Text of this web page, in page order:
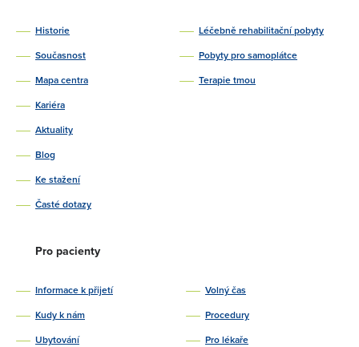
Historie
Současnost
Mapa centra
Kariéra
Aktuality
Blog
Ke stažení
Časté dotazy
Léčebně rehabilitační pobyty
Pobyty pro samoplátce
Terapie tmou
Pro pacienty
Informace k přijetí
Kudy k nám
Ubytování
Volný čas
Procedury
Pro lékaře